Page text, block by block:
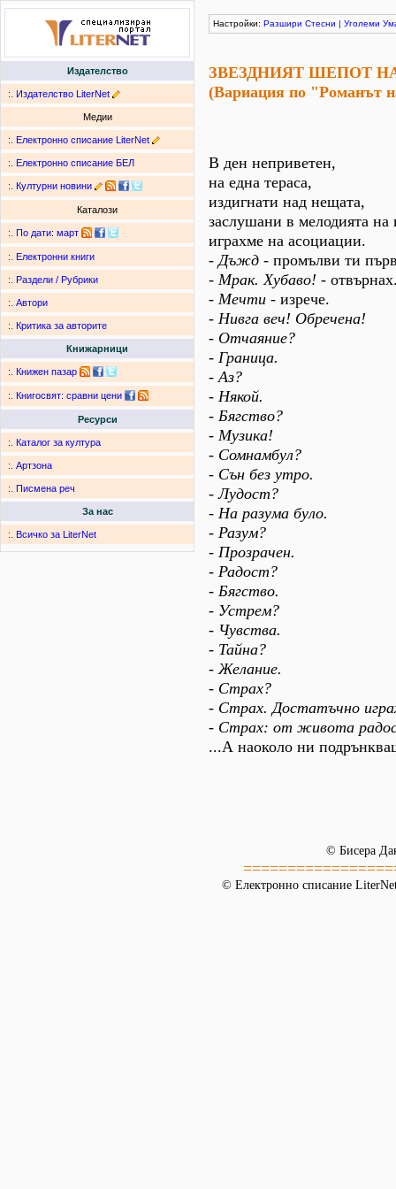
Издателство
:. Издателство LiterNet
Медии
:. Електронно списание LiterNet
:. Електронно списание БЕЛ
:. Културни новини
Каталози
:. По дати: март
:. Електронни книги
:. Раздели / Рубрики
:. Автори
:. Критика за авторите
Книжарници
:. Книжен пазар
:. Книгосвят: сравни цени
Ресурси
:. Каталог за култура
:. Артзона
:. Писмена реч
За нас
:. Всичко за LiterNet
Настройки: Разшири Стесни | Уголеми
ЗВЕЗДНИЯТ ШЕПОТ
(Вариация по "Романът
В ден неприветен,
на една тераса,
издигнати над нещата,
заслушани в мелодията на
играхме на асоциации.
- Дъжд - промълви ти
- Мрак. Хубаво! -
- Мечти - изрече.
- Нивга веч! Обречена!
- Отчаяние?
- Граница.
- Аз?
- Някой.
- Бягство?
- Музика!
- Сомнамбул?
- Сън без утро.
- Лудост?
- На разума було.
- Разум?
- Прозрачен.
- Радост?
- Бягство.
- Устрем?
- Чувства.
- Тайна?
- Желание.
- Страх?
- Страх. Достатъчно
- Страх: от живота
...А наоколо ни
© Бисера
© Електронно списание